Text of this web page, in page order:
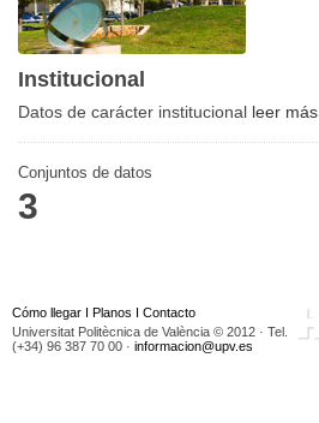
Institucional
Datos de carácter institucional leer más
Conjuntos de datos
3
Cómo llegar I Planos I Contacto
Universitat Politècnica de València © 2012 · Tel.
(+34) 96 387 70 00 · informacion@upv.es